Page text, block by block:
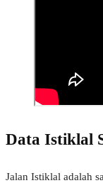
Data Istiklal
Jalan Istiklal adalah